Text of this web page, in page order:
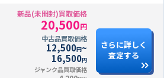
新品(未開封)買取価格
20,500円
中古品買取価格
12,500円~
16,500円
ジャンク品買取価格
さらに詳しく
査定する